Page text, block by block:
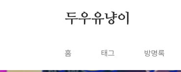
두우유냥이
홈 태그 방명록